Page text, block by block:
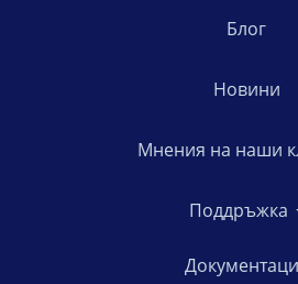
Блог
Новини
Мнения на наши
Поддръжка